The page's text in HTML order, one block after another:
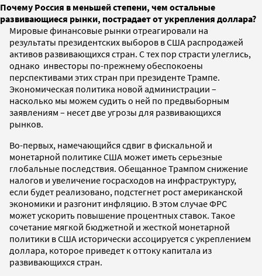
Почему Россия в меньшей степени, чем остальные
развивающиеся рынки, пострадает от укрепления доллара?
Мировые финансовые рынки отреагировали на
результаты президентских выборов в США распродажей
активов развивающихся стран. С тех пор страсти улеглись,
однако инвесторы по-прежнему обеспокоены
перспективами этих стран при президенте Трампе.
Экономическая политика новой администрации –
насколько мы можем судить о ней по предвыборным
заявлениям – несет две угрозы для развивающихся
рынков.
Во-первых, намечающийся сдвиг в фискальной и
монетарной политике США может иметь серьезные
глобальные последствия. Обещанное Трампом снижение
налогов и увеличение госрасходов на инфраструктуру,
если будет реализовано, подстегнет рост американской
экономики и разгонит инфляцию. В этом случае ФРС
может ускорить повышение процентных ставок. Такое
сочетание мягкой бюджетной и жесткой монетарной
политики в США исторически ассоцируется с укреплением
доллара, которое приведет к оттоку капитала из
развивающихся стран.